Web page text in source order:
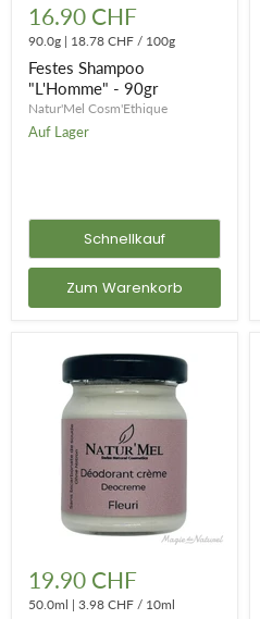
Shampoo
"L'Homme"
90gr
16.90 CHF
90.0g | 18.78 CHF / 100g
Festes Shampoo
"L'Homme" - 90gr
Natur'Mel Cosm'Ethique
Auf Lager
Schnellkauf
Zum Warenkorb
Deodorant
"Le
Fleuri"
19.90 CHF
50.0ml | 3.98 CHF / 10ml